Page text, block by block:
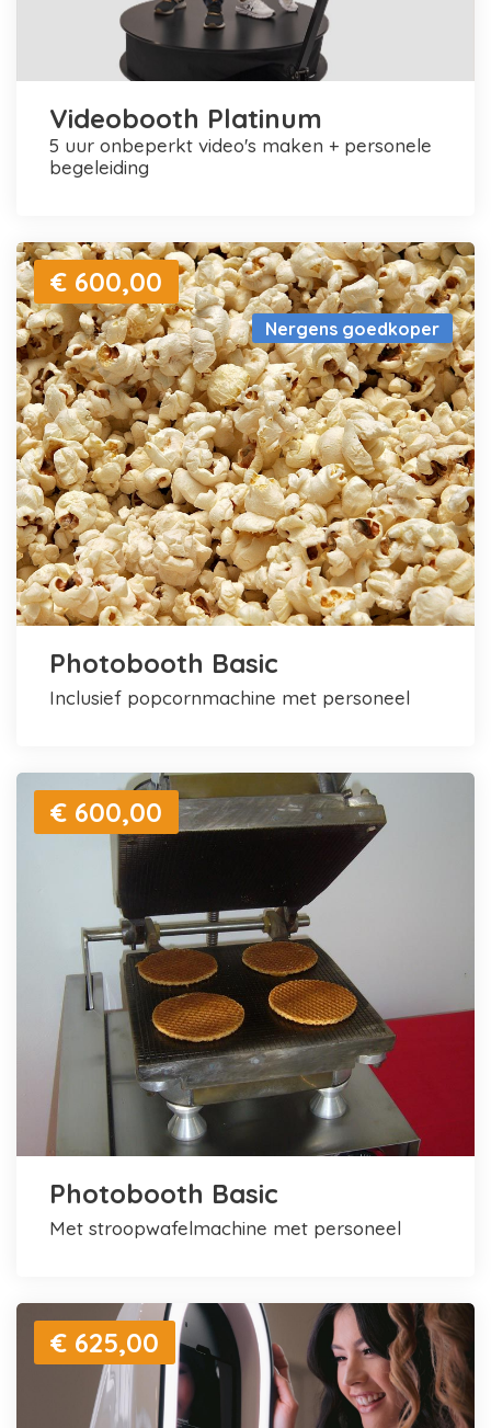
Videobooth Platinum
5 uur onbeperkt video's maken + personele
begeleiding
Nergens goedkoper
€ 600,00
Photobooth Basic
inclusief popcornmachine met personeel
€ 600,00
Photobooth Basic
met stroopwafelmachine met personeel
€ 625,00